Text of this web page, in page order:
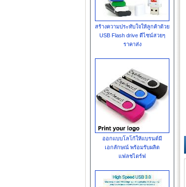
สร้างความประทับใจให้ลูกค้าด้วย
USB Flash drive ดีไซน์สวยๆ
ราคาส่ง
ออกแบบโลโก้ให้แบรนด์มี
เอกลักษณ์ พร้อมรับผลิต
แฟลชไดร์ฟ